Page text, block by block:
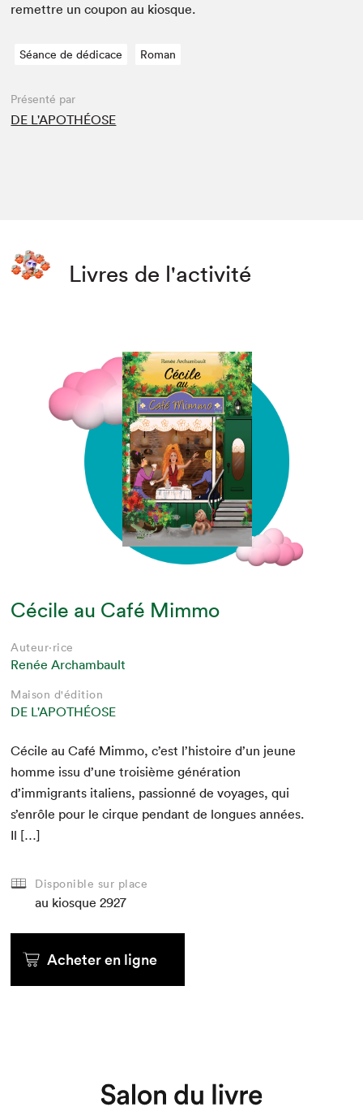
remet­tre un coupon au kiosque.
Séance de dédicace Roman
Présenté par
DE L'APOTHÉOSE
Livres de l'activité
Cécile au Café Mimmo
Auteur·rice
Renée Archambault
Maison d'édition
DE L'APOTHÉOSE
Cécile au Café Mim­mo, c’est l’histoire d’un jeune
homme issu d’une troisième généra­tion
d’immigrants ital­iens, pas­sion­né de voy­ages, qui
s’enrôle pour le cirque pen­dant de longues années.
Il […]
Disponible sur place
au kiosque 2927
Acheter en ligne